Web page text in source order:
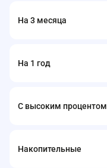
На 3 месяца
На 1 год
С высоким процентом
Накопительные